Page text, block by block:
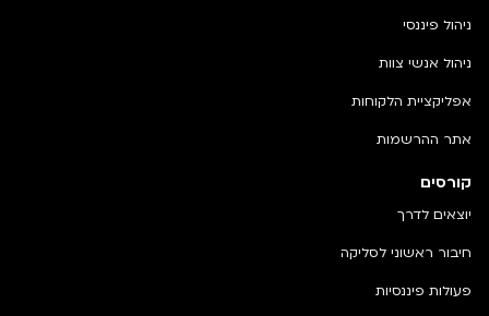
קורסים
יוצאים לדרך
חיבור ראשוני לסליקה
פעולות פיננסיות
ניהול פיננסי
ניהול אנשי צוות
אפליקציית הלקוחות
אתר ההרשמות